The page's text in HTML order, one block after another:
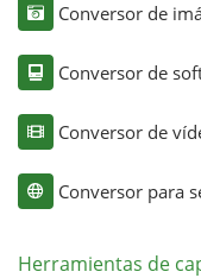
Conversor de
Conversor de
Conversor de
Conversor para
Herramientas de